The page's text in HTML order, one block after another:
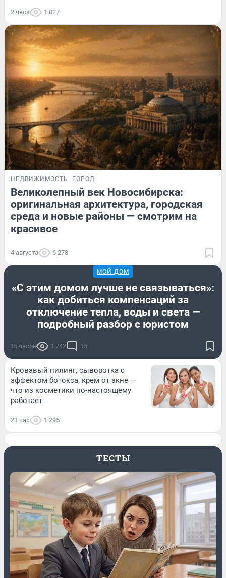
2 часа 1 027
НЕДВИЖИМОСТЬ ГОРОД
Великолепный век Новосибирска:
оригинальная архитектура, городская
среда и новые районы — смотрим на
красивое
4 августа 6 278
МОЙ ДОМ
«С этим домом лучше не связываться»:
как добиться компенсаций за
отключение тепла, воды и света —
подробный разбор с юристом
15 часов 1 742 15
Кровавый пилинг, сыворотка с
эффектом ботокса, крем от акне —
что из косметики по-настоящему
работает
21 час 1 295
ТЕСТЫ